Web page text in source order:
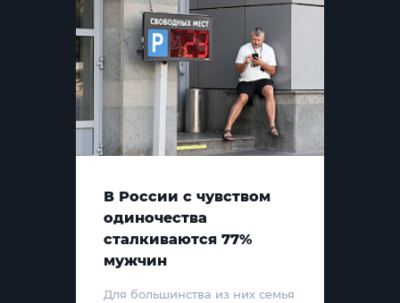
В России с чувством
одиночества
сталкиваются 77%
мужчин
Для большинства из них семья